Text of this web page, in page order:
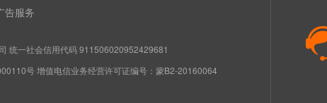
告服务
统一社会信用代码 911506020952429681
号 增值电信业务经营许可证编号：蒙B2-20160064